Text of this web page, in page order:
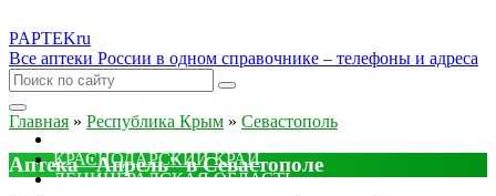
PAPTEKru
Все аптеки России в одном справочнике – телефоны и адреса
КРАСНОДАРСКИЙ КРАЙ
ЛЕНИНГРАДСКАЯ ОБЛАСТЬ
Главная » Республика Крым » Севастополь
Аптека "Апрель" в Севастополе